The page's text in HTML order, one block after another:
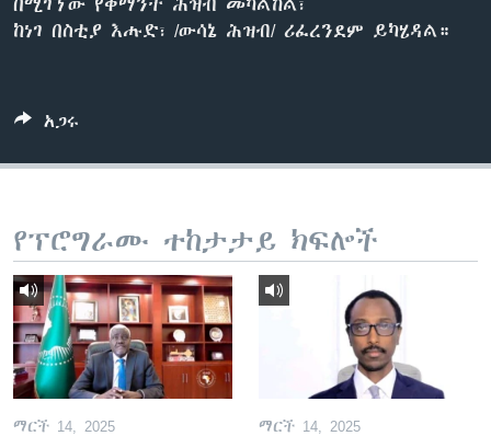
በሚገኘው የቅማንት ሕዝብ መካልከል፣
ከነገ በስቲያ እሑድ፣ /ውሳኔ ሕዝብ/ ሪፈረንደም ይካሄዳል።
አጋሩ
የፕሮግራሙ ተከታታይ ክፍሎች
ማርች 14, 2025 ማርች 14, 2025